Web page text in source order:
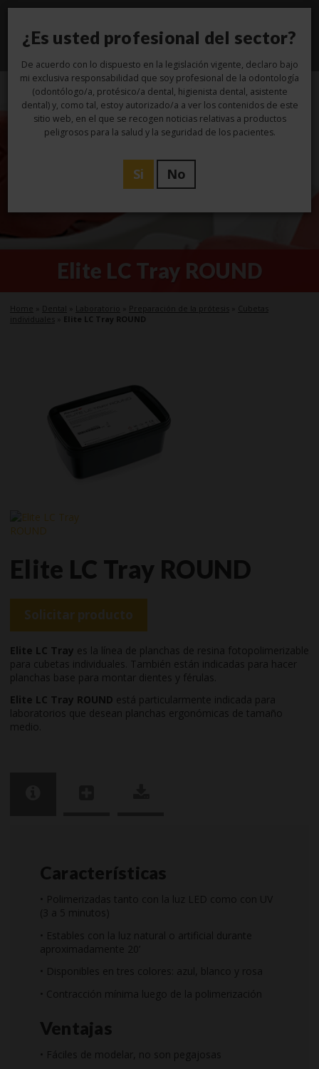
Elite LC Tray ROUND
Home Dental Laboratorio Preparación de la prótesis
Cubetas
individuales
Elite LC Tray ROUND
Elite LC Tray ROUND
Solicitar producto
Elite LC Tray es la línea de planchas de resina fotopolimerizable
para cubetas individuales. También están indicadas para hacer
planchas base para montar dientes y férulas.
Elite LC Tray ROUND está particularmente indicada para
laboratorios que desean planchas ergonómicas de tamaño
medio.
Características
• Polimerizadas tanto con la luz LED como con UV
(3 a 5 minutos)
• Estables con la luz natural o artificial durante
aproximadamente 20’
• Disponibles en tres colores: azul, blanco y rosa
• Contracción mínima luego de la polimerización
Ventajas
• Fáciles de modelar, no son pegajosas
¿Es usted profesional del sector?
De acuerdo con lo dispuesto en la legislación vigente, declaro bajo
mi exclusiva responsabilidad que soy profesional de la odontología
(odontólogo/a, protésico/a dental, higienista dental, asistente
dental) y, como tal, estoy autorizado/a a ver los contenidos de este
sitio web, en el que se recogen noticias relativas a productos
peligrosos para la salud y la seguridad de los pacientes.
Si No